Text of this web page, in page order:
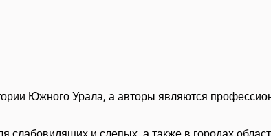
Южного Урала, а авторы являются